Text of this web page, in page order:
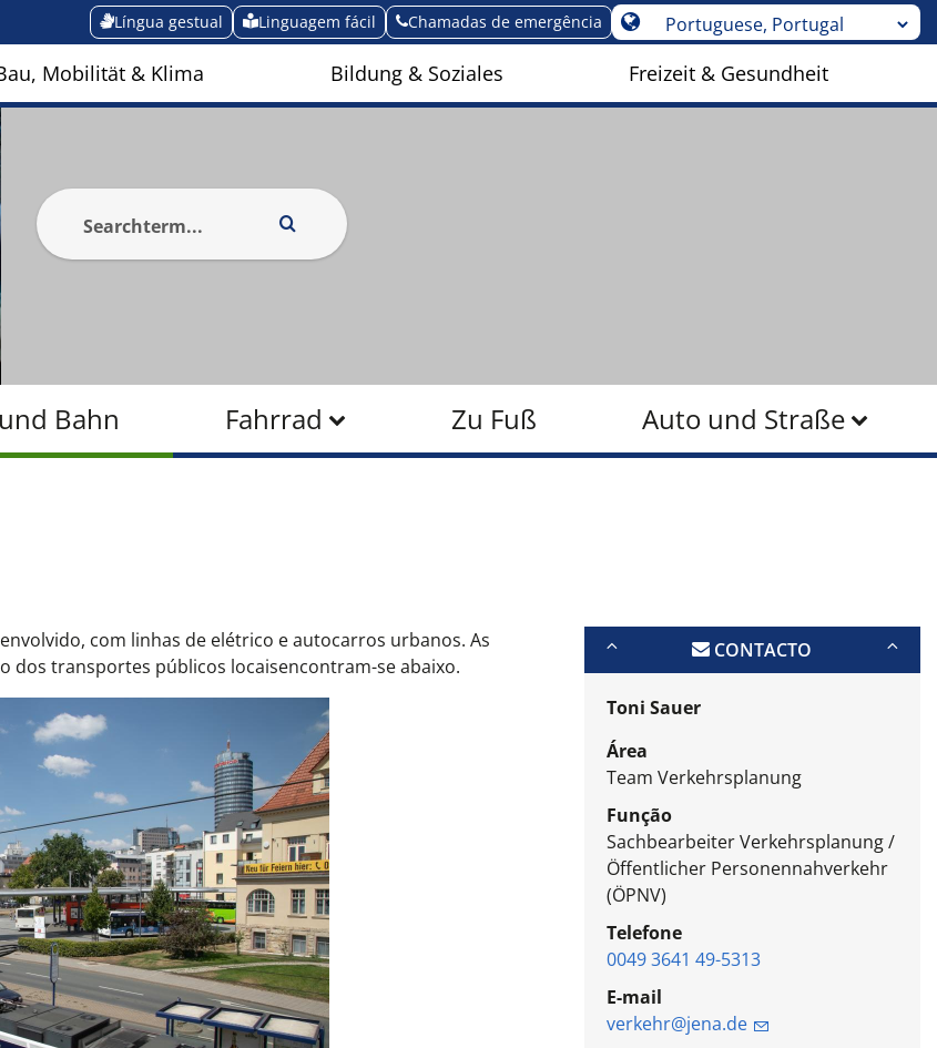
Língua gestual Linguagem fácil Chamadas de emergência
Mobilität & Klima Bildung & Soziales Freizeit & Gesundheit
Bahn Fahrrad Zu Fuß Auto und Straße
com linhas de elétrico e autocarros urbanos. As
dos transportes públicos locaisencontram-se abaixo.
CONTACTO
Toni Sauer
Área
Team Verkehrsplanung
Função
Sachbearbeiter Verkehrsplanung /
Öffentlicher Personennahverkehr
(ÖPNV)
Telefone
0049 3641 49-5313
E-mail
verkehr@jena.de